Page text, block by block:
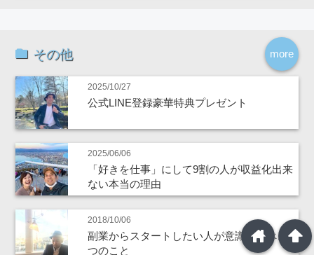
more
その他
2025/10/27
公式LINE登録豪華特典プレゼント
2025/06/06
「好きを仕事」にして9割の人が収益化出来
ない本当の理由
2018/10/06
副業からスタートしたい人が意識するべき３
つのこと
arrowup
home